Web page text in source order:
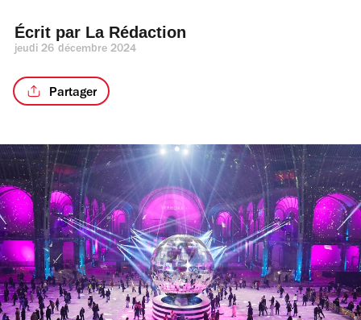
Écrit par La Rédaction
jeudi 26 décembre 2024
Partager